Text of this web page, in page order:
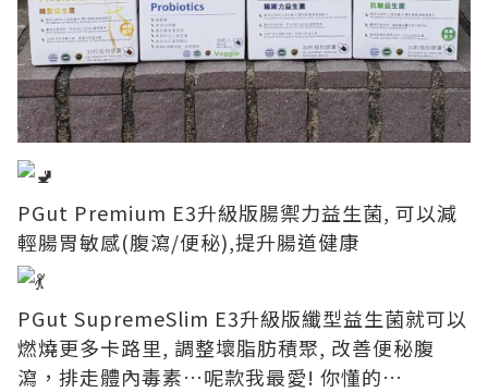
PGut Premium E3升級版腸禦力益生菌, 可以減
輕腸胃敏感(腹瀉/便秘),提升腸道健康
PGut SupremeSlim E3升級版纖型益生菌就可以
燃燒更多卡路里, 調整壞脂肪積聚, 改善便秘腹
瀉，排走體內毒素…呢款我最愛! 你懂的…